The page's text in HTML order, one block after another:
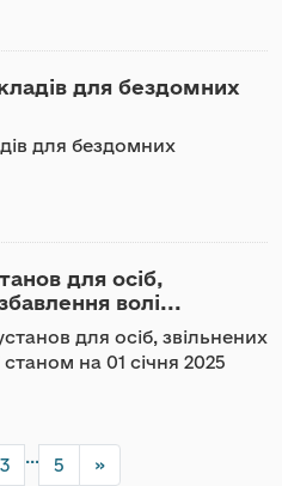
для бездомних
для бездомних
для осіб,
волі...
для осіб, звільнених
на 01 січня 2025
3 ... 5 »